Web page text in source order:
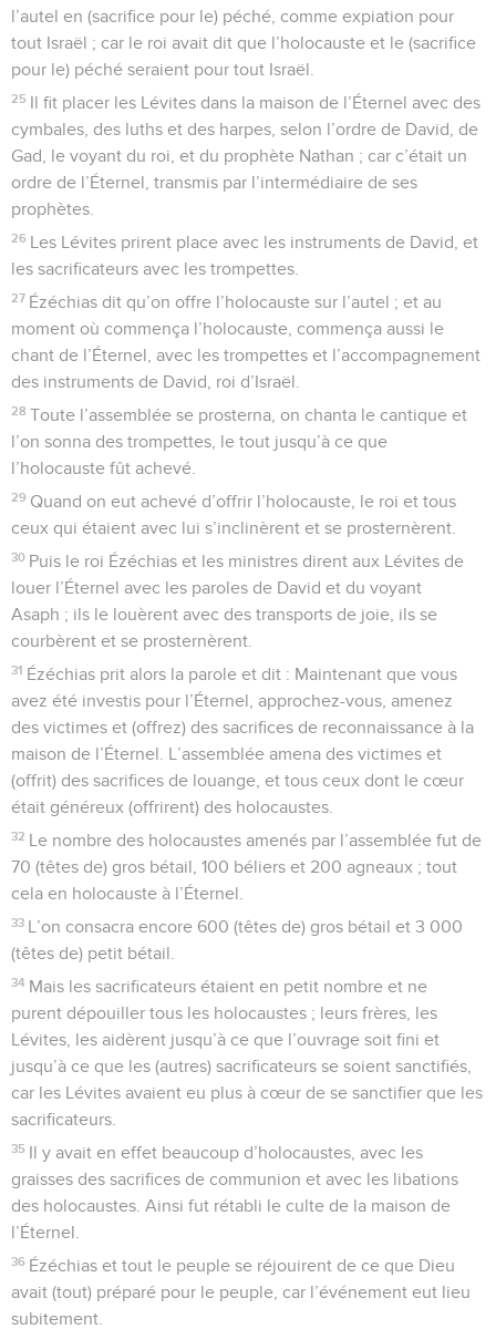
l’autel en (sacrifice pour le) péché, comme expiation pour
tout Israël ; car le roi avait dit que l’holocauste et le (sacrifice
pour le) péché seraient pour tout Israël.
25 Il fit placer les Lévites dans la maison de l’Éternel avec des
cymbales, des luths et des harpes, selon l’ordre de David, de
Gad, le voyant du roi, et du prophète Nathan ; car c’était un
ordre de l’Éternel, transmis par l’intermédiaire de ses
prophètes.
26 Les Lévites prirent place avec les instruments de David, et
les sacrificateurs avec les trompettes.
27 Ézéchias dit qu’on offre l’holocauste sur l’autel ; et au
moment où commença l’holocauste, commença aussi le
chant de l’Éternel, avec les trompettes et l’accompagnement
des instruments de David, roi d’Israël.
28 Toute l’assemblée se prosterna, on chanta le cantique et
l’on sonna des trompettes, le tout jusqu’à ce que
l’holocauste fût achevé.
29 Quand on eut achevé d’offrir l’holocauste, le roi et tous
ceux qui étaient avec lui s’inclinèrent et se prosternèrent.
30 Puis le roi Ézéchias et les ministres dirent aux Lévites de
louer l’Éternel avec les paroles de David et du voyant
Asaph ; ils le louèrent avec des transports de joie, ils se
courbèrent et se prosternèrent.
31 Ézéchias prit alors la parole et dit : Maintenant que vous
avez été investis pour l’Éternel, approchez-vous, amenez
des victimes et (offrez) des sacrifices de reconnaissance à la
maison de l’Éternel. L’assemblée amena des victimes et
(offrit) des sacrifices de louange, et tous ceux dont le cœur
était généreux (offrirent) des holocaustes.
32 Le nombre des holocaustes amenés par l’assemblée fut de
70 (têtes de) gros bétail, 100 béliers et 200 agneaux ; tout
cela en holocauste à l’Éternel.
33 L’on consacra encore 600 (têtes de) gros bétail et 3 000
(têtes de) petit bétail.
34 Mais les sacrificateurs étaient en petit nombre et ne
purent dépouiller tous les holocaustes ; leurs frères, les
Lévites, les aidèrent jusqu’à ce que l’ouvrage soit fini et
jusqu’à ce que les (autres) sacrificateurs se soient sanctifiés,
car les Lévites avaient eu plus à cœur de se sanctifier que les
sacrificateurs.
35 Il y avait en effet beaucoup d’holocaustes, avec les
graisses des sacrifices de communion et avec les libations
des holocaustes. Ainsi fut rétabli le culte de la maison de
l’Éternel.
36 Ézéchias et tout le peuple se réjouirent de ce que Dieu
avait (tout) préparé pour le peuple, car l’événement eut lieu
subitement.